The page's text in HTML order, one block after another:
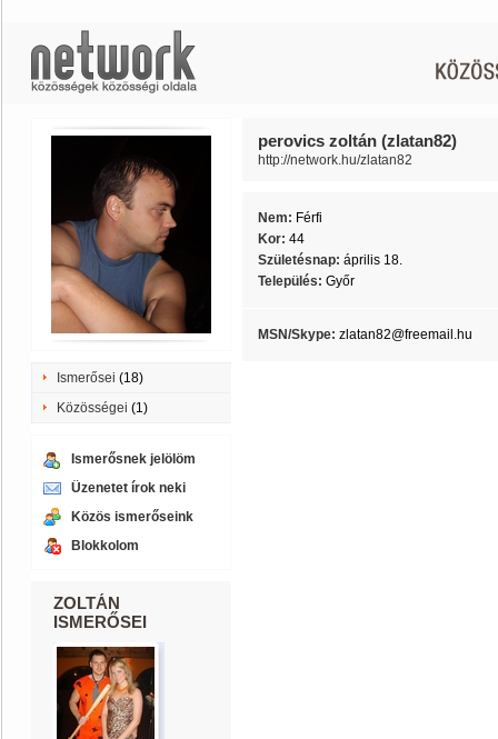
Ismerősei (18)
Közösségei (1)
Ismerősnek jelölöm
Üzenetet írok neki
Közös ismerőseink
Blokkolom
ZOLTÁN
ISMERŐSEI
perovics zoltán (zlatan82)
http://network.hu/zlatan82
Nem: Férfi
Kor: 44
Születésnap: április 18.
Település: Győr
MSN/Skype: zlatan82@freemail.hu